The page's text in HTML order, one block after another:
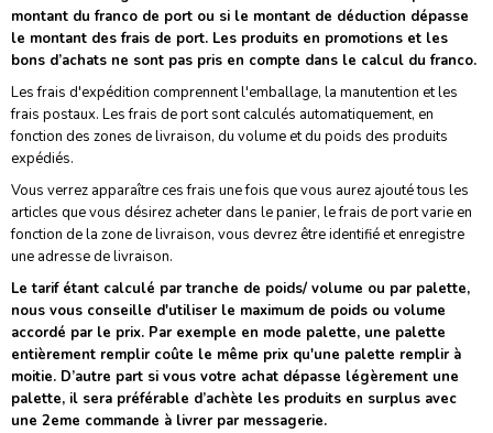
montant du franco de port ou si le montant de déduction dépasse
le montant des frais de port. Les produits en promotions et les
bons d’achats ne sont pas pris en compte dans le calcul du franco.
Les frais d'expédition comprennent l'emballage, la manutention et les
frais postaux. Les frais de port sont calculés automatiquement, en
fonction des zones de livraison, du volume et du poids des produits
expédiés.
Vous verrez apparaître ces frais une fois que vous aurez ajouté tous les
articles que vous désirez acheter dans le panier, le frais de port varie en
fonction de la zone de livraison, vous devrez être identifié et enregistre
une adresse de livraison.
Le tarif étant calculé par tranche de poids/ volume ou par palette,
nous vous conseille d'utiliser le maximum de poids ou volume
accordé par le prix. Par exemple en mode palette, une palette
entièrement remplir coûte le même prix qu'une palette remplir à
moitie. D’autre part si vous votre achat dépasse légèrement une
palette, il sera préférable d’achète les produits en surplus avec
une 2eme commande à livrer par messagerie.